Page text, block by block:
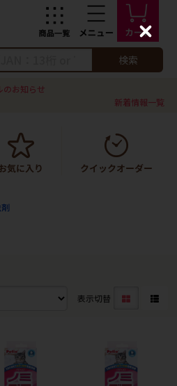
検索
のお知らせ
新着情報一覧
表示切替
C
l
s